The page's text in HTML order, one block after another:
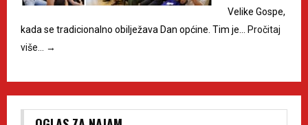
Velike Gospe,
kada se tradicionalno obilježava Dan općine. Tim je…
Pročitaj
više…
→